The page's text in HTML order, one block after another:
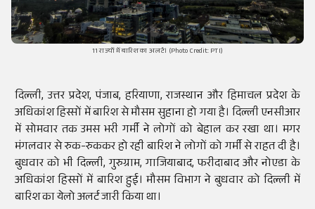
11 राज्यों में बारिश का अलर्ट। (Photo Credit: PTI)
दिल्ली, उत्तर प्रदेश, पंजाब, हरियाणा, राजस्थान और हिमाचल प्रदेश के
अधिकांश हिस्सों में बारिश से मौसम सुहाना हो गया है। दिल्ली एनसीआर
में सोमवार तक उमस भरी गर्मी ने लोगों को बेहाल कर रखा था। मगर
मंगलवार से रुक-रुककर हो रही बारिश ने लोगों को गर्मी से राहत दी है।
बुधवार को भी दिल्ली, गुरुग्राम, गाजियाबाद, फरीदाबाद और नोएडा के
अधिकांश हिस्सों में बारिश हुई। मौसम विभाग ने बुधवार को दिल्ली में
बारिश का येलो अलर्ट जारी किया था।